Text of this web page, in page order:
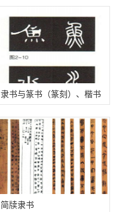
作品欣赏
汉隶笔画的方圆与笔法
​隶书与篆书（篆刻）、楷书